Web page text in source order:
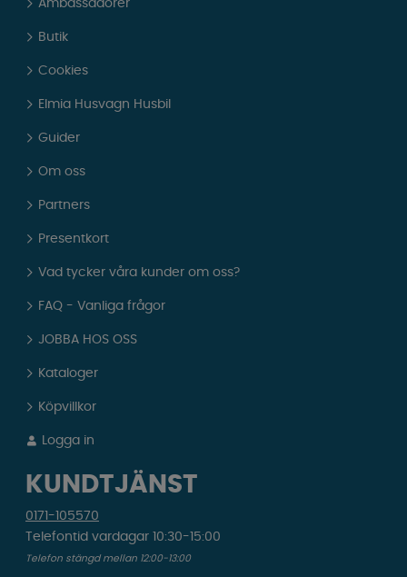
Ambassadörer
Butik
Cookies
Elmia Husvagn Husbil
Guider
Om oss
Partners
Presentkort
Vad tycker våra kunder om oss?
FAQ - Vanliga frågor
JOBBA HOS OSS
Kataloger
Köpvillkor
Logga in
KUNDTJÄNST
0171-105570
Telefontid vardagar 10:30-15:00
Telefon stängd mellan 12:00-13:00